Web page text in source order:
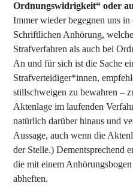
Ordnungswidrigkeit“ oder
Immer wieder begegnen uns
Schriftlichen Anhörung,
Strafverfahren als auch bei
An und für sich ist die Sache
Strafverteidiger*innen,
stillschweigen zu bewahren –
Aktenlage im laufenden
natürlich darüber hinaus und
Aussage, auch wenn die
der Stelle.) Dementsprechend
die mit einem
abheften.